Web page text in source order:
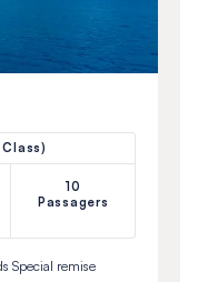
Class)
10
Passagers
Special remise